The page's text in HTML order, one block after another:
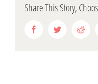
Share This Story,
FacebookTwitter